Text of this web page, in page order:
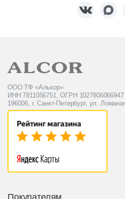
ООО ТФ «Алькор»
ИНН 7811056751, ОГРН 1027806066947
196006, г. Санкт-Петербург, ул.
Покупателям